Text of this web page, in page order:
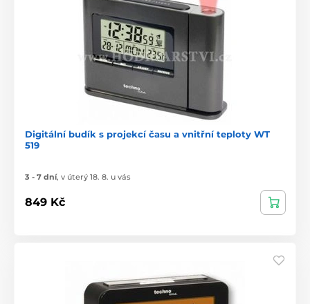
Digitální budík s projekcí času a vnitřní teploty WT
519
3 - 7 dní, v úterý 18. 8. u vás
849 Kč